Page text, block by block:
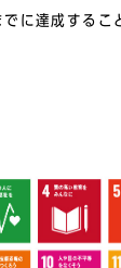
に達成するこ